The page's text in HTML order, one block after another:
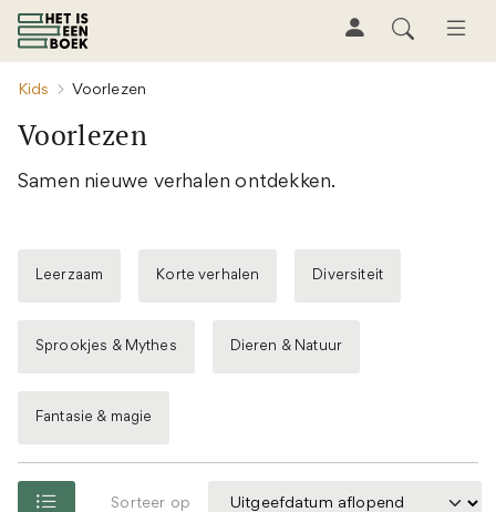
Kids Voorlezen
Voorlezen
Samen nieuwe verhalen ontdekken.
Leerzaam Korte verhalen Diversiteit
Sprookjes & Mythes Dieren & Natuur
Fantasie & magie
Sorteer op